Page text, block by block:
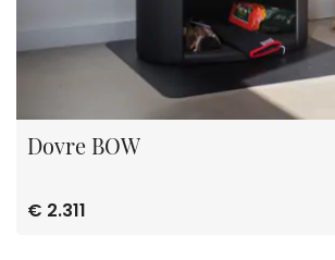
Dovre BOW
€ 2.311